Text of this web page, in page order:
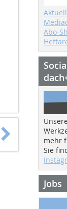
Abo-
mehr
Sie
Jobs